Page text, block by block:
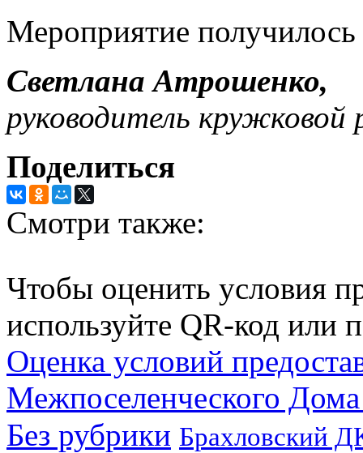
Мероприятие
Светлана Атрошенко,
руководитель
Поделиться
Смотри также:
Чтобы оценить условия
используйте QR-код или
Оценка условий
Межпоселенческого
Без рубрики Брахловский